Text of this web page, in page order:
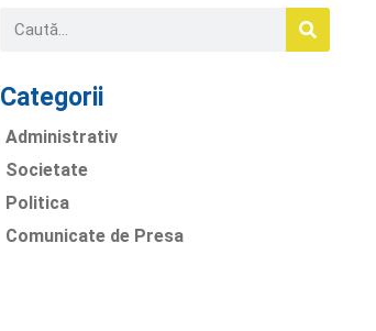
Categorii
Administrativ
Societate
Politica
Comunicate de Presa